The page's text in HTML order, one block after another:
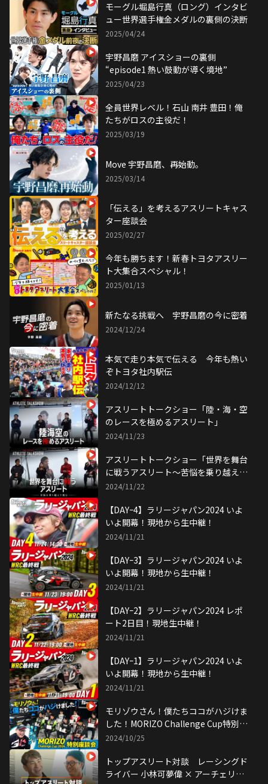
モーグル堀島行真（ロング）インタビ
ュー世界選手権金メダルの裏側の決断
2025/04/24
宇野昌磨 アイスショーの裏側
“episode1 熱い鼓動が導く境地”
2025/04/23
全員世界レベル！石山 南井 豊田！俺
たちがロスの主役だ！
2025/03/19
Move 宇野昌磨、再始動。
2025/03/14
「伝える」を考えるアスリートキャス
ター座談会
2025/02/27
今年も勝ちます！新春トヨタアスリー
ト大集合スペシャル！
2025/01/13
新たなる挑戦へ 宇野昌磨の今に密着
2024/12/24
本気で走り本気で伝える 今年も熱い
ぞトヨタ社内駅伝
2024/12/12
アスリートトークショー「陸・海・空
のレースを極めるアスリート」
2024/11/23
アスリートトークショー「世界を舞台
に戦うアスリート～苦悩を乗り越えて
挑む〜」
2024/11/22
【DAYｰ4】ラリージャパン2024 いよ
いよ開幕！現地から生中継！
2024/11/21
【DAYｰ3】ラリージャパン2024 いよ
いよ開幕！現地から生中継！
2024/11/21
【DAYｰ2】ラリージャパン2024 レポ
ート2日目！現地生中継！
2024/11/21
【DAYｰ1】ラリージャパン2024 いよ
いよ開幕！現地から生中継！
2024/11/21
モリゾウさん！僕たちココがハジけま
した！MORIZO Challenge Cup特別座
談会
2024/10/25
トップアスリート対談 レーシングド
ライバー 小林可夢偉 × アーチェリー